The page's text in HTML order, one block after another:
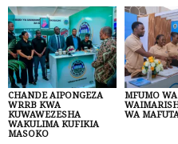
CHANDE AIPONGEZA
WRRB KWA
KUWAWEZESHA
WAKULIMA KUFIKIA
MASOKO
MFUMO
WA